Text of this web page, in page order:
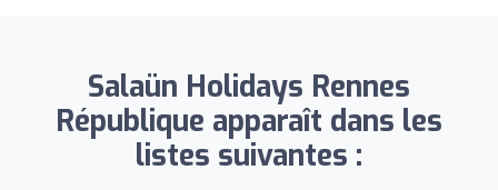
Salaün Holidays Rennes
République apparaît dans les
listes suivantes :